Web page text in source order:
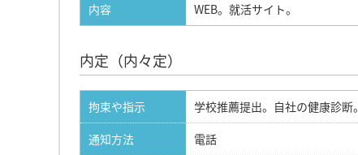
内容 WEB。就活サイト。
内定（内々定）
拘束や指示
学校推薦提出。自社の健康診断。
通知方法
電話